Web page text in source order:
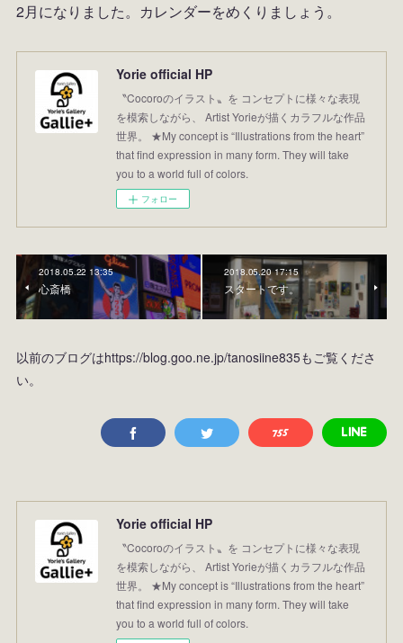
2月になりました。カレンダーをめくりましょう。
Yorie official HP
〝Cocoroのイラスト〟を コンセプトに様々な表現
を模索しながら、 Artist Yorieが描くカラフルな作品
世界。 ★My concept is “Illustrations from the heart”
that find expression in many form. They will take
you to a world full of colors.
フォロー
2018.05.22 13:35
心斎橋
2018.05.20 17:15
スタートです。
以前のブログはhttps://blog.goo.ne.jp/tanosiine835もご覧くださ
い。
Yorie official HP
〝Cocoroのイラスト〟を コンセプトに様々な表現
を模索しながら、 Artist Yorieが描くカラフルな作品
世界。 ★My concept is “Illustrations from the heart”
that find expression in many form. They will take
you to a world full of colors.